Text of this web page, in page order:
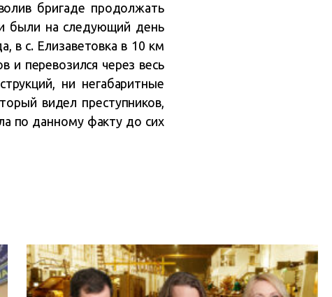
бригаде продолжать
были на следующий день
в с. Елизаветовка в 10 км
перевозился через весь
ни негабаритные
видел преступников,
по данному факту до сих